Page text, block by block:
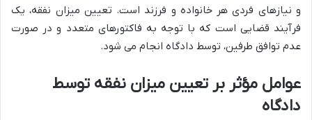
و نیازهای فردی هر خانواده و فرزند است. تعیین میزان نفقه، یک
فرآیند قضایی است که با توجه به فاکتورهای متعدد و در صورت
عدم توافق طرفین، توسط دادگاه انجام می شود.
عوامل مؤثر بر تعیین میزان نفقه توسط
دادگاه